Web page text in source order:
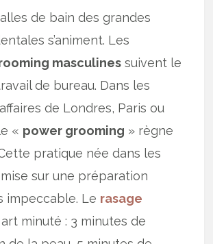
de bain des grandes
s’animent. Les
masculines suivent le
de bureau. Dans les
de Londres, Paris ou
« power grooming » règne
pratique née dans les
sur une préparation
impeccable. Le rasage
minuté : 3 minutes de